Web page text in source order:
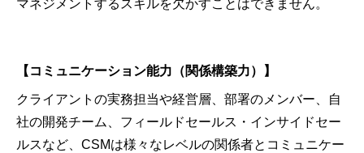
マネジメントするスキルを欠かすことはできません。
【コミュニケーション能力（関係構築力）】
クライアントの実務担当や経営層、部署のメンバー、自
社の開発チーム、フィールドセールス・インサイドセー
ルスなど、CSMは様々なレベルの関係者とコミュニケー